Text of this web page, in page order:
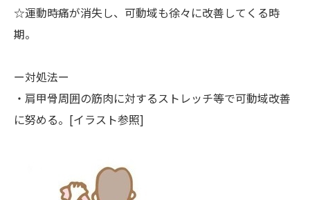
☆運動時痛が消失し、可動域も徐々に改善してくる時
期。
ー対処法ー
・肩甲骨周囲の筋肉に対するストレッチ等で可動域改善
に努める。[イラスト参照]